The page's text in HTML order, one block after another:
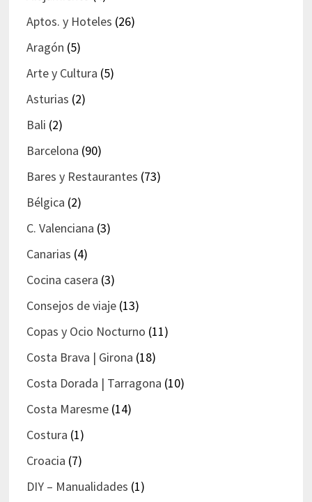
Aptos. y Hoteles (26)
Aragón (5)
Arte y Cultura (5)
Asturias (2)
Bali (2)
Barcelona (90)
Bares y Restaurantes (73)
Bélgica (2)
C. Valenciana (3)
Canarias (4)
Cocina casera (3)
Consejos de viaje(13)
Copas y Ocio Nocturno (11)
Costa Brava | Girona (18)
Costa Dorada | Tarragona (10)
Costa Maresme(14)
Costura (1)
Croacia (7)
DIY – Manualidades (1)